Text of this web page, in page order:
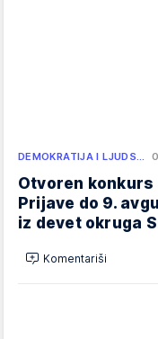
DEMOKRATIJA I LJUDS…
Otvoren konkurs
Prijave do 9.
iz devet okruga
Komentariši